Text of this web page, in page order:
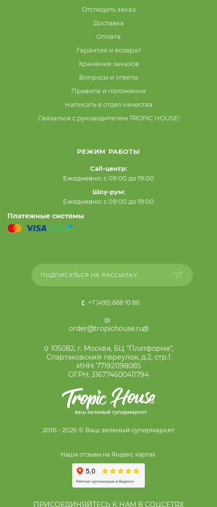
Отследить заказ
Доставка
Оплата
Гарантия и возврат
Хранение заказов
Вопросы и ответы
Правила и положения
Написать в отдел качества
Связаться с руководителем TROPIC HOUSE!
РЕЖИМ РАБОТЫ
Call-центр:
Ежедневно: с 09:00 до 19:00
Шоу-рум:
Ежедневно: с 09:00 до 19:00
ПОДПИСАТЬСЯ НА РАССЫЛКУ
+7 (495) 868 10 86
order@tropichouse.ru
105082, г. Москва, БЦ "Платформа",
Спартаковский переулок, д.2, стр.1
ИНН: 771921198085
ОГРН: 316774600411794
2016 - 2026 © Ваш зеленый супермаркет
Наши отзывы на Яндекс картах:
ПРИСОЕДИНЯЙТЕСЬ К НАМ В СОЦСЕТЯХ